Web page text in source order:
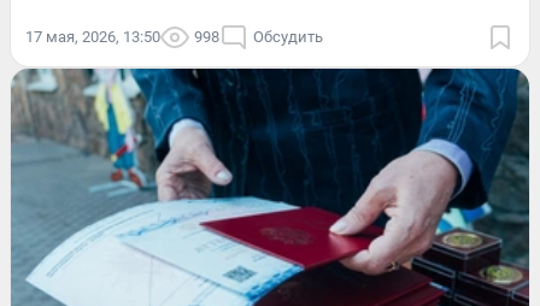
17 мая, 2026, 13:50 998 Обсудить